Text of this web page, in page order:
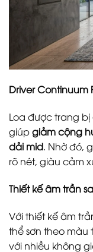
Driver
Loa được trang bị
giúpgiảm cộng
dải mid. Nhờ đó,
rõ nét, giàu cảm
Thiết kế âm trần
Với thiết kế âm
thể sơn theo màu
với nhiều không